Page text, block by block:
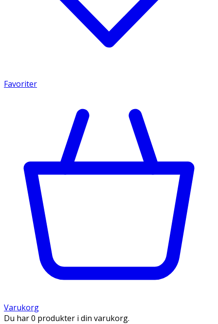
Favoriter
Varukorg
Du har 0 produkter i din varukorg.